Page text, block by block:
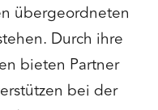
übergeordneten
Durch ihre
bieten Partner
bei der